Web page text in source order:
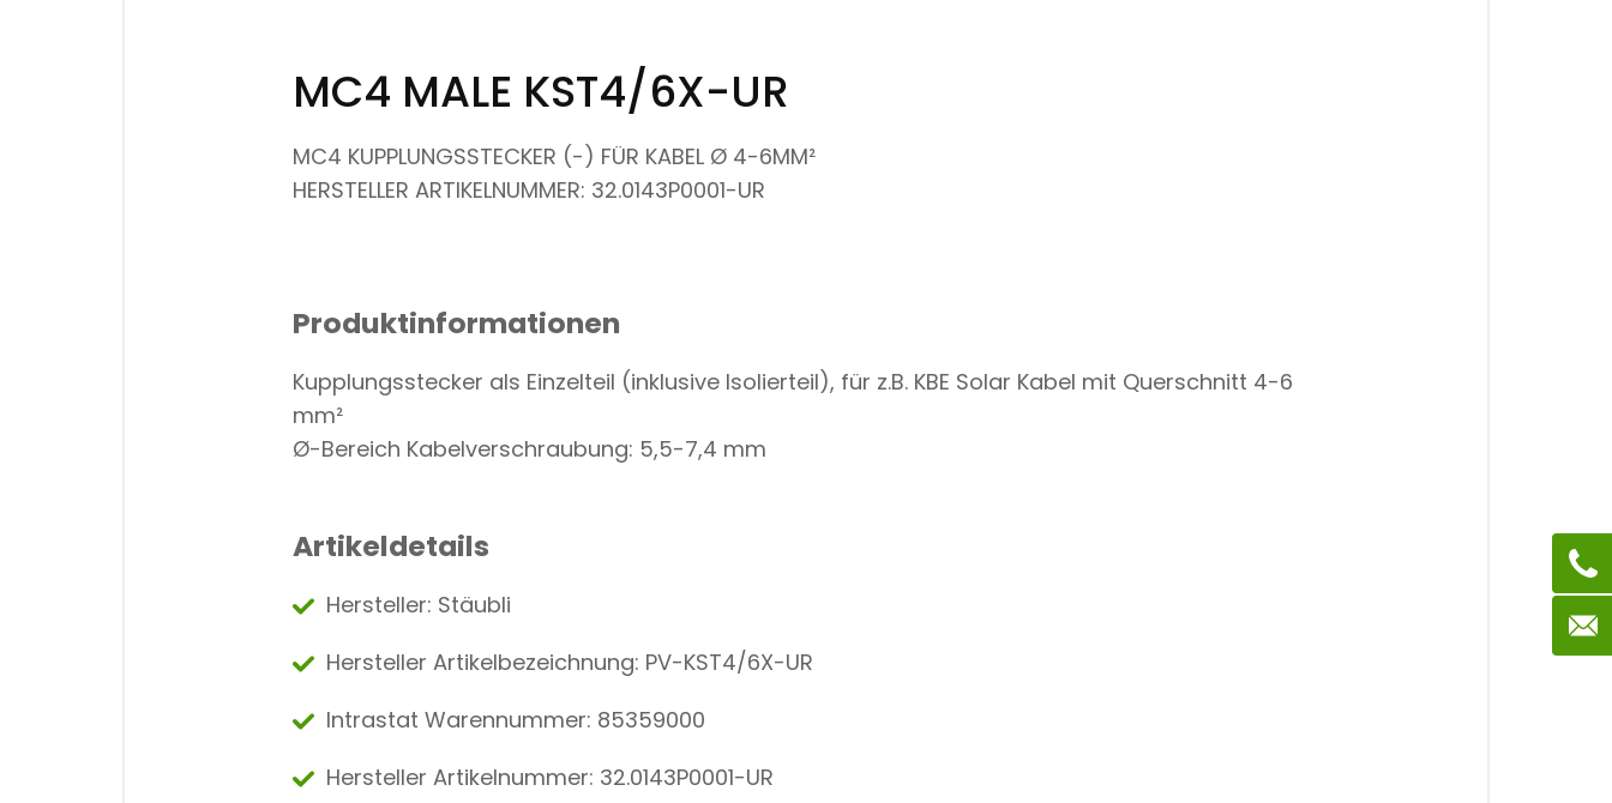
MC4 MALE KST4/6X-UR
MC4 KUPPLUNGSSTECKER (-) FÜR KABEL Ø 4-6MM²
HERSTELLER ARTIKELNUMMER: 32.0143P0001-UR
Produktinformationen
Kupplungsstecker als Einzelteil (inklusive Isolierteil), für z.B. KBE Solar Kabel mit Querschnitt 4-6
mm²
Ø-Bereich Kabelverschraubung: 5,5-7,4 mm
Artikeldetails
Hersteller: Stäubli
Hersteller Artikelbezeichnung: PV-KST4/6X-UR
Intrastat Warennummer: 85359000
Hersteller Artikelnummer: 32.0143P0001-UR